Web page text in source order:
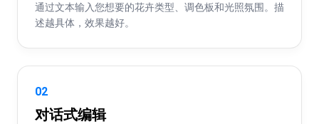
通过文本输入您想要的花卉类型、调色板和光照氛围。描
述越具体，效果越好。
02
对话式编辑